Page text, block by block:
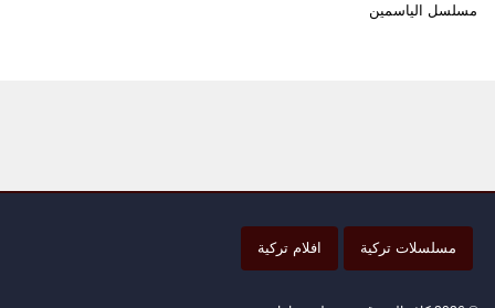
مسلسل الياسمين
مسلسلات تركية افلام تركية